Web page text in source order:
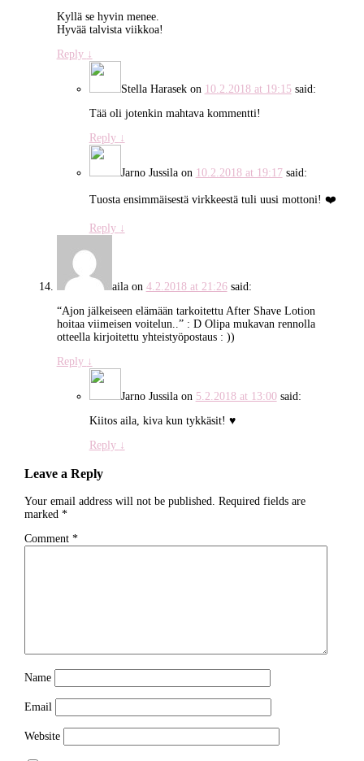
Kyllä se hyvin menee.
Hyvää talvista viikkoa!
Reply ↓
Stella Harasekon 10.2.2018 at 19:15 said:
Tää oli jotenkin mahtava kommentti!
Reply ↓
Jarno Jussilaon 10.2.2018 at 19:17 said:
Tuosta ensimmäisestä virkkeestä tuli uusi mottoni! ❤️
Reply ↓
ailaon 4.2.2018 at 21:26 said:
“Ajon jälkeiseen elämään tarkoitettu After Shave Lotion
hoitaa viimeisen voitelun..” : D Olipa mukavan rennolla
otteella kirjoitettu yhteistyöpostaus : ))
Reply ↓
Jarno Jussilaon 5.2.2018 at 13:00 said:
Kiitos aila, kiva kun tykkäsit! ♥
Reply ↓
Leave a Reply
Your email address will not be published. Required fields are
marked *
Comment *
Name
Email
Website